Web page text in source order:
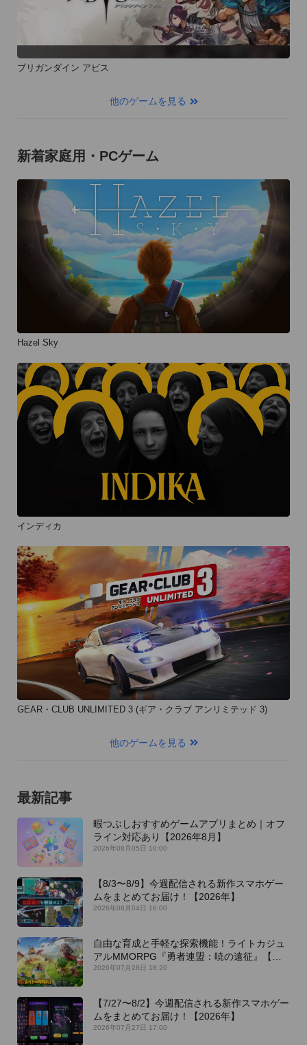
ブリガンダイン アビス
他のゲームを見る
新着家庭用・PCゲーム
Hazel Sky
インディカ
GEAR・CLUB UNLIMITED 3 (ギア・クラブ アンリミテッド 3)
他のゲームを見る
最新記事
暇つぶしおすすめゲームアプリまとめ｜オフ
ライン対応あり【2026年8月】
2026年08月05日 10:00
【8/3〜8/9】今週配信される新作スマホゲー
ムをまとめてお届け！【2026年】
2026年08月04日 16:00
自由な育成と手軽な探索機能！ライトカジュ
アルMMORPG『勇者連盟：暁の遠征』【最
新作PICKUP】
2026年07月28日 18:20
【7/27〜8/2】今週配信される新作スマホゲー
ムをまとめてお届け！【2026年】
2026年07月27日 17:00